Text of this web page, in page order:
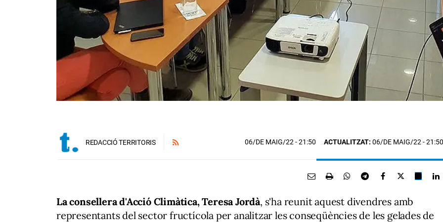
REDACCIÓ TERRITORIS 06/DE MAIG/22- 21:50 ACTUALITZAT: 06/DE MAIG/22 - 21:50
La consellera d'Acció Climàtica, Teresa Jordà, s'ha reunit aquest divendres amb
representants del sector fructícola per analitzar les conseqüències de les gelades de